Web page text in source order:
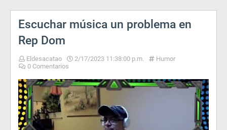
Escuchar música un problema en
Rep Dom
Eldesacatao 2/17/2023 11:38:00 p.m.
Humor
0 Comentarios